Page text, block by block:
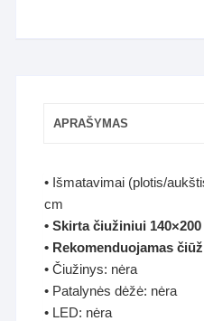
APRAŠYMAS
• Išmatavimai (plotis/
cm
• Skirta čiužiniui
• Rekomenduojamas
• Čiužinys: nėra
• Patalynės dėžė: nėra
• LED: nėra